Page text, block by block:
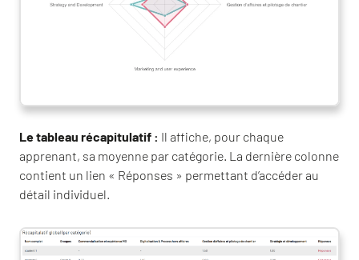
Le tableau récapitulatif : Il affiche, pour chaque
apprenant, sa moyenne par catégorie. La dernière colonne
contient un lien « Réponses » permettant d’accéder au
détail individuel.